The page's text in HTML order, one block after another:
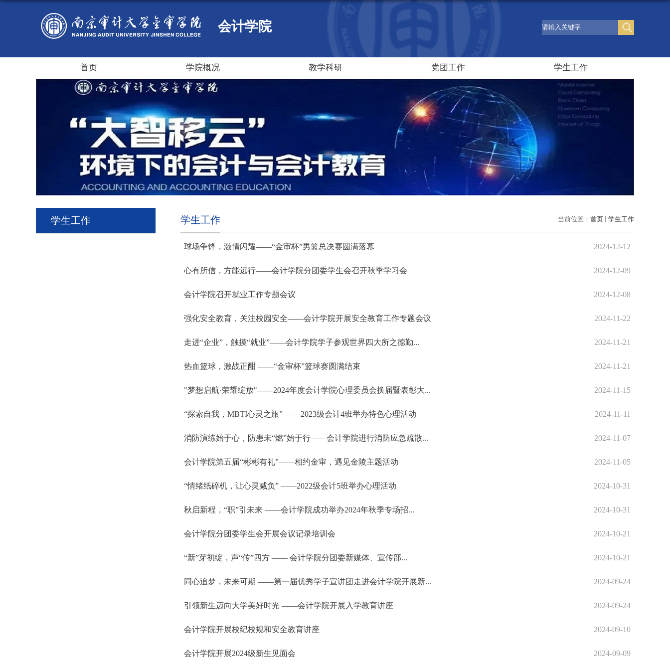
会计学院
首页 学院概况 教学科研 党团工作 学生工作
学生工作 当前位置： 首页 学生工作
学生工作
球场争锋，激情闪耀——“金审杯”男篮总决赛圆满落幕 2024-12-12
心有所信，方能远行——会计学院分团委学生会召开秋季学习会 2024-12-09
会计学院召开就业工作专题会议 2024-12-08
强化安全教育，关注校园安全——会计学院开展安全教育工作专题会议 2024-11-22
走进“企业”，触摸“就业”——会计学院学子参观世界四大所之德勤... 2024-11-21
热血篮球，激战正酣 ——“金审杯”篮球赛圆满结束 2024-11-21
"梦想启航·荣耀绽放"——2024年度会计学院心理委员会换届暨表彰大... 2024-11-15
“探索自我，MBTI心灵之旅” ——2023级会计4班举办特色心理活动 2024-11-11
消防演练始于心，防患未“燃”始于行——会计学院进行消防应急疏散... 2024-11-07
会计学院第五届“彬彬有礼”——相约金审，遇见金陵主题活动 2024-11-05
“情绪纸碎机，让心灵减负” ——2022级会计5班举办心理活动 2024-10-31
秋启新程，“职”引未来 ——会计学院成功举办2024年秋季专场招... 2024-10-31
会计学院分团委学生会开展会议记录培训会 2024-10-21
“新”芽初绽，声“传”四方 —— 会计学院分团委新媒体、宣传部... 2024-10-21
同心追梦，未来可期 ——第一届优秀学子宣讲团走进会计学院开展新... 2024-09-24
引领新生迈向大学美好时光 ——会计学院开展入学教育讲座 2024-09-24
会计学院开展校纪校规和安全教育讲座 2024-09-10
会计学院开展2024级新生见面会 2024-09-09